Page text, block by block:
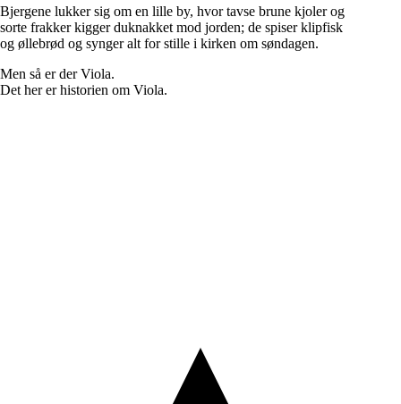
Bjergene lukker sig om en lille by, hvor tavse brune kjoler og
sorte frakker kigger duknakket mod jorden; de spiser klipfisk
og øllebrød og synger alt for stille i kirken om søndagen.
Men så er der Viola.
Det her er historien om Viola.